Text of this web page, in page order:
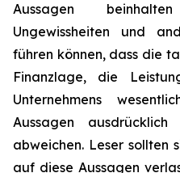
Aussagen
Ungewissheiten und
führen können, dass die
Finanzlage, die
Unternehmens
Aussagen
abweichen. Leser sollten
auf diese Aussagen